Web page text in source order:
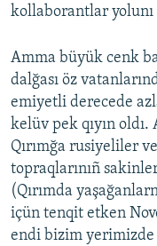
kollaborantlar yolunı
Amma büyük cenk
dalğası öz
emiyetli derecede
kelüv pek qıyın
Qırımğa rusiyeliler
topraqlarınıñ
(Qırımda
içün tenqit etken
endi bizim yerimizde